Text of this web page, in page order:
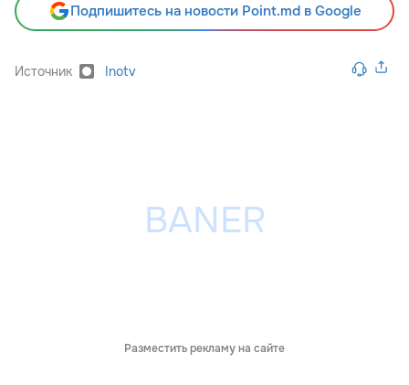
Подпишитесь на новости Point.md в Google
Источник Inotv
Разместить рекламу на сайте